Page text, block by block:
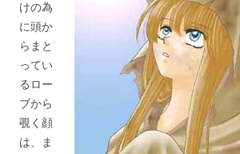
けの為
に頭か
らまと
ってい
るロー
ブから
覗く顔
は、ま